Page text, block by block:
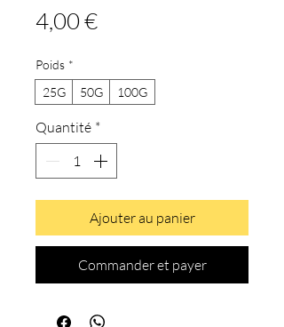
4,00 €Prix
Poids *
25G
50G 100G
Quantité *
Ajouter au panier
Commander et payer